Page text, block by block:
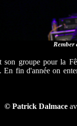
Rember
son groupe pour la
En fin d'année on
© Patrick Dalmace